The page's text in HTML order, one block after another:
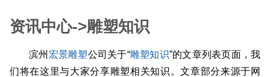
资讯中心->雕塑知识
滨州 宏景雕塑公司关于“雕塑知识”的文章列表页面，我
们将在这里与大家分享雕塑相关知识。文章部分来源于网